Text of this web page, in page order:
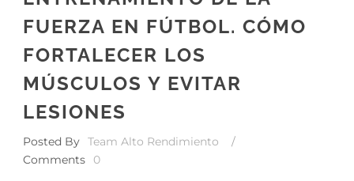
FUERZA EN FÚTBOL. CÓMO
FORTALECER LOS
MÚSCULOS Y EVITAR
LESIONES
Posted By Team Alto Rendimiento
/
Comments
0